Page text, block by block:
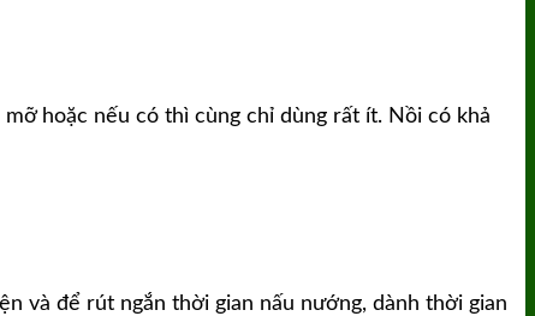
hoặc nếu có thì cùng chỉ dùng rất ít. Nồi có khả
và để rút ngắn thời gian nấu nướng, dành thời gian